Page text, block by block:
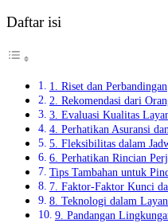
Daftar isi
1. Riset dan Perbandingan
2. Rekomendasi dari
3. Evaluasi Kualitas
4. Perhatikan Asuransi
5. Fleksibilitas dalam
6. Perhatikan Rincian
Tips Tambahan untuk
7. Faktor-Faktor Kunci
8. Teknologi dalam
9. Pandangan